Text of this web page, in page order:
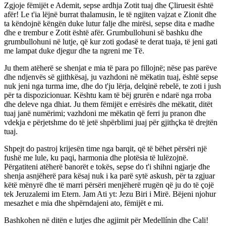
Zgjoje fëmijët e Ademit, sepse ardhja Zotit tuaj dhe Çliruesit është
afër! Le t'ia lëjnë burrat thalamusin, le të ngjiten vajzat e Zionit dhe
ta këndojnë këngën duke lutur falje dhe mirësi, sepse dita e madhe
dhe e trembur e Zotit është afër. Grumbullohuni së bashku dhe
grumbullohuni në lutje, që kur zoti godasë te derat tuaja, të jeni gati
me lampat duke djegur dhe ta ngreni me Të.
Ju them atëherë se shenjat e mia të para po fillojnë; nëse pas parëve
dhe ndjenvës së gjithkësaj, ju vazhdoni në mëkatin tuaj, është sepse
nuk jeni nga turma ime, dhe do t'ju lërja, delqinë rebelë, te zoti i jush
për ta dispozicionuar. Kështu kam të bëj grurën e ndarë nga rroba
dhe deleve nga dhiat. Ju them fëmijët e errësirës dhe mëkatit, ditët
tuaj janë numërimi; vazhdoni me mëkatin që ferri ju pranon dhe
vdekja e përjetshme do të jetë shpërblimi juaj për gjithçka të drejtën
tuaj.
Shpejt do pastroj krijesën time nga barqit, që të bëhet përsëri një
fushë me lule, ku paqi, harmonia dhe plotësia të lulëzojnë.
Përgatiteni atëherë banorët e tokës, sepse do t'i shihni ngjarje dhe
shenja asnjëherë para kësaj nuk i ka parë sytë askush, për ta zgjuar
këtë mënyrë dhe të marri përsëri menjëherë rrugën që ju do të çojë
tek Jeruzalemi im Etern. Jam Ati yt: Jezu Biri i Mirë. Bëjeni njohur
mesazhet e mia dhe shpërndajeni ato, fëmijët e mi.
Bashkohen në ditën e lutjes dhe agjimit për Medellínin dhe Cali!